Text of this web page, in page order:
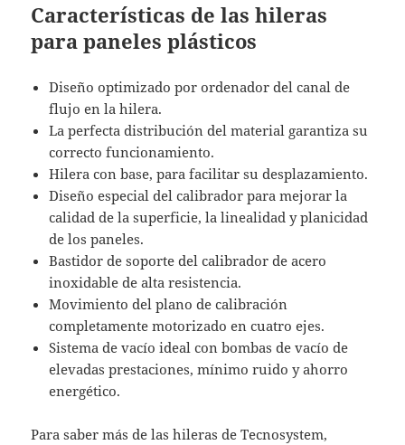
Características de las hileras
para paneles plásticos
Diseño optimizado por ordenador del canal de
flujo en la hilera.
La perfecta distribución del material garantiza su
correcto funcionamiento.
Hilera con base, para facilitar su desplazamiento.
Diseño especial del calibrador para mejorar la
calidad de la superficie, la linealidad y planicidad
de los paneles.
Bastidor de soporte del calibrador de acero
inoxidable de alta resistencia.
Movimiento del plano de calibración
completamente motorizado en cuatro ejes.
Sistema de vacío ideal con bombas de vacío de
elevadas prestaciones, mínimo ruido y ahorro
energético.
Para saber más de las hileras de Tecnosystem,